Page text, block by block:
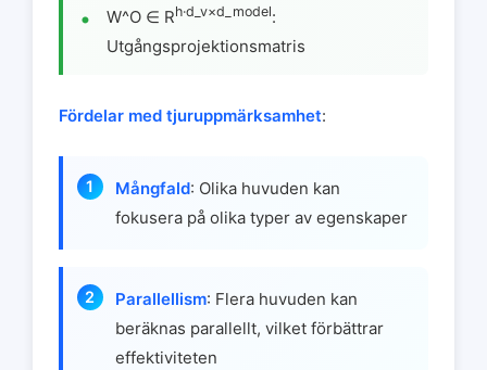
W^O ∈ Rh·d_v×d_model:
Utgångsprojektionsmatris
Fördelar med tjuruppmärksamhet:
Mångfald: Olika huvuden kan
fokusera på olika typer av egenskaper
Parallellism: Flera huvuden kan
beräknas parallellt, vilket förbättrar
effektiviteten